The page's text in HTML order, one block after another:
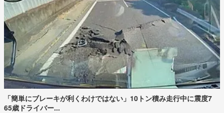
「簡単にブレーキが利くわけではない」10トン積み走行中に震度7
65歳ドライバー...